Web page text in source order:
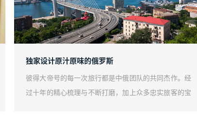
独家设计原汁原味的俄罗斯
彼得大帝号的每一次旅行都是中俄团队的共同杰作。经
过十年的精心梳理与不断打磨，加上众多忠实旅客的宝